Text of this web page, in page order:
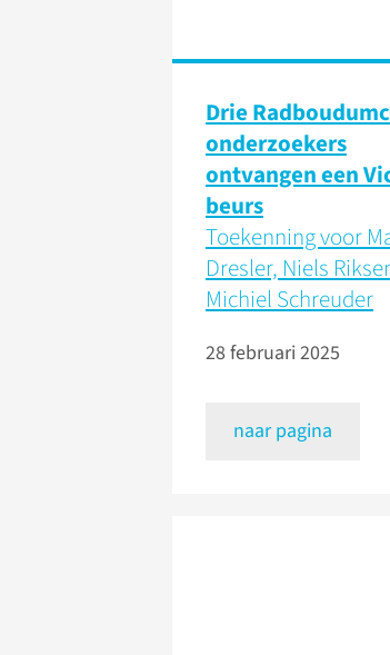
Drie
onderzoekers
ontvangen een
beurs
Toekenning voor
Dresler, Niels
Michiel Schreuder
28 februari 2025
naar pagina